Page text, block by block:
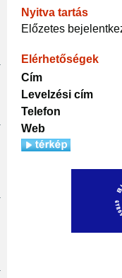
Nyitva tartás
Előzetes
Elérhetőségek
Cím
Levelzési cím
Telefon
Web